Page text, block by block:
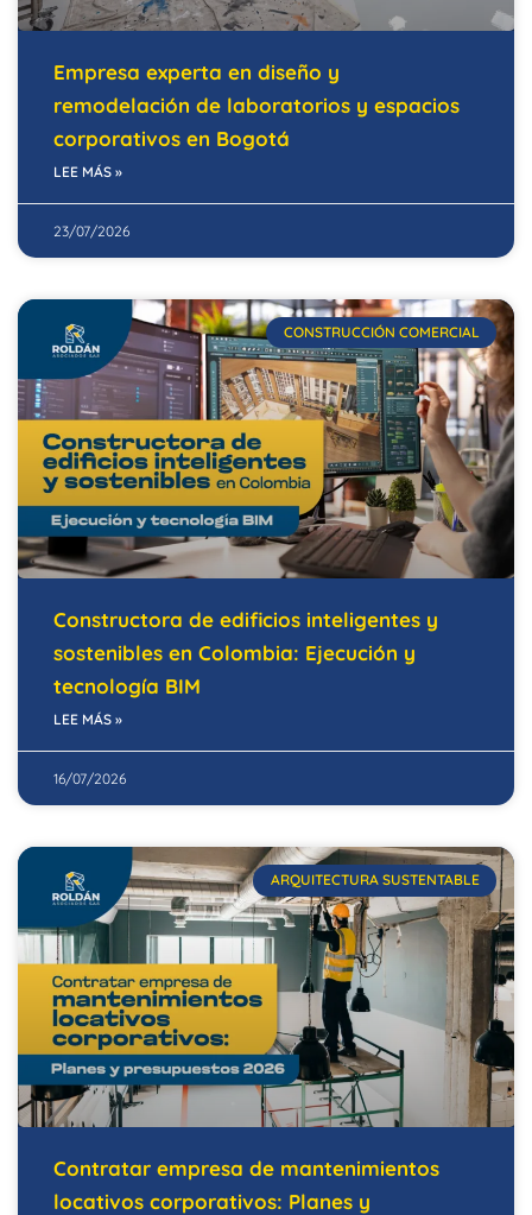
Empresa experta en diseño y
remodelación de laboratorios y espacios
corporativos en Bogotá
LEE MÁS »
23/07/2026
CONSTRUCCIÓN COMERCIAL
Constructora de edificios inteligentes y
sostenibles en Colombia: Ejecución y
tecnología BIM
LEE MÁS »
16/07/2026
ARQUITECTURA SUSTENTABLE
Contratar empresa de mantenimientos
locativos corporativos: Planes y